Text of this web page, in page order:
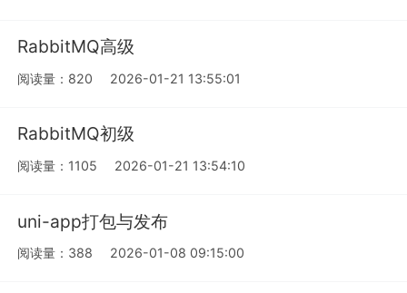
RabbitMQ高级
阅读量：820 2026-01-21 13:55:01
RabbitMQ初级
阅读量：1105 2026-01-21 13:54:10
uni-app打包与发布
阅读量：388 2026-01-08 09:15:00